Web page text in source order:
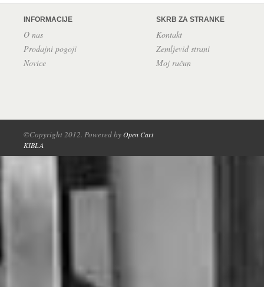
INFORMACIJE
O nas
Prodajni pogoji
Novice
SKRB ZA STRANKE
Kontakt
Zemljevid strani
Moj račun
©Copyright 2012. Powered byOpen Cart
KIBLA